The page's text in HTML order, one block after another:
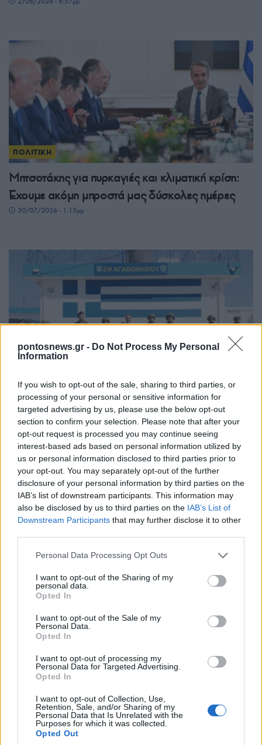
pontosnews.gr - Do Not Process My Personal
Information
If you wish to opt-out of the sale, sharing to third parties, or
processing of your personal or sensitive information for
targeted advertising by us, please use the below opt-out
section to confirm your selection. Please note that after your
opt-out request is processed you may continue seeing
interest-based ads based on personal information utilized by
us or personal information disclosed to third parties prior to
your opt-out. You may separately opt-out of the further
disclosure of your personal information by third parties on the
IAB’s list of downstream participants. This information may
also be disclosed by us to third parties on the IAB’s List of
Downstream Participants that may further disclose it to other
Please note that this website/app uses one or more Google
not limited to your visit or usage behaviour. You may click to
grant or deny consent to Google and its third-party tags to
use your data for below specified purposes in below Google
consent section.
Personal Data Processing Opt Outs
I want to opt-out of the Sharing of my
personal data.
Opted In
I want to opt-out of the Sale of my
Personal Data.
Opted In
I want to opt-out of processing my
Personal Data for Targeted Advertising.
Opted In
I want to opt-out of Collection, Use,
Retention, Sale, and/or Sharing of my
Personal Data that Is Unrelated with the
Purposes for which it was collected.
Opted Out
ΠΟΛΙΤΙΚΗ
Μητσοτάκης για πυρκαγιές και κλιματική κρίση:
Έχουμε ακόμη μπροστά μας δύσκολες ημέρες
30/07/2026 - 1:15μμ
ΠΟΛΙΤΙΚΗ
Μητσοτάκης από Αγαθονήσι: Θα εμποδίσουμε τα
άθλια δίκτυα των διακινητών
29/07/2026 - 12:36μμ
Βουλή: Στην Επιτροπή Δεοντολογίας ο Κυριαζίδης
– Χαρακτήρισε «ευχή» το «κάνε κανένα παιδί»
28/07/2026 - 9:55μμ